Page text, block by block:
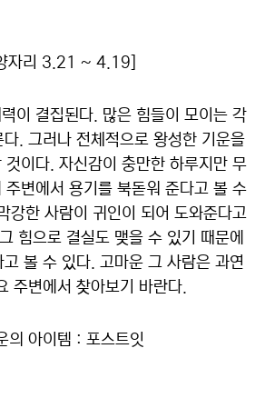
자리 3.21 ~ 4.19]
이 결집된다. 많은 힘들이 모이는 각
. 그러나 전체적으로 왕성한 기운을
것이다. 자신감이 충만한 하루지만 무
주변에서 용기를 북돋워 준다고 볼 수
강한 사람이 귀인이 되어 도와준다고
힘으로 결실도 맺을 수 있기 때문에
볼 수 있다. 고마운 그 사람은 과연
주변에서 찾아보기 바란다.
의 아이템 : 포스트잇